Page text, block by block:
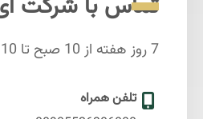
7 روز هفته از 10 صبح تا 10 شب در خدمتیم!
تلفن همراه